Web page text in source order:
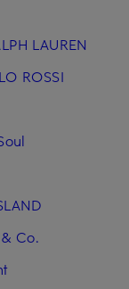
LAUREN
ROSSI
Co.